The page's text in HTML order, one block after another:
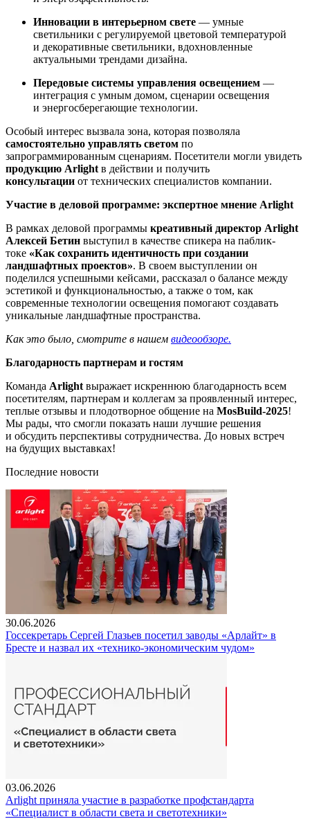
Инновации в интерьерном свете — умные
светильники с регулируемой цветовой температурой
и декоративные светильники, вдохновленные
актуальными трендами дизайна.
Передовые системы управления освещением —
интеграция с умным домом, сценарии освещения
и энергосберегающие технологии.
Особый интерес вызвала зона, которая позволяла
самостоятельно управлять светом по
запрограммированным сценариям. Посетители могли увидеть
продукцию Arlight в действии и получить
консультации от технических специалистов компании.
Участие в деловой программе: экспертное мнение Arlight
В рамках деловой программы креативный директор Arlight
Алексей Бетин выступил в качестве спикера на паблик-
токе «Как сохранить идентичность при создании
ландшафтных проектов». В своем выступлении он
поделился успешными кейсами, рассказал о балансе между
эстетикой и функциональностью, а также о том, как
современные технологии освещения помогают создавать
уникальные ландшафтные пространства.
Как это было, смотрите в нашем видеообзоре.
Благодарность партнерам и гостям
Команда Arlight выражает искреннюю благодарность всем
посетителям, партнерам и коллегам за проявленный интерес,
теплые отзывы и плодотворное общение на MosBuild-2025!
Мы рады, что смогли показать наши лучшие решения
и обсудить перспективы сотрудничества. До новых встреч
на будущих выставках!
Последние новости
30.06.2026
Госсекретарь Сергей Глазьев посетил заводы «Арлайт» в
Бресте и назвал их «технико-экономическим чудом»
03.06.2026
Arlight приняла участие в разработке профстандарта
«Специалист в области света и светотехники»